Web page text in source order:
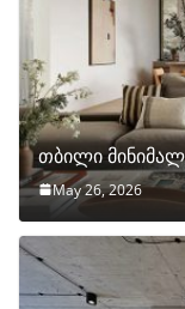
თბილი
May 26, 2026